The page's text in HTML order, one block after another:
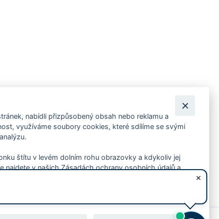
pozvánky na kulturní a sportovní akce?
nabídli přizpůsobený obsah nebo reklamu a
využíváme soubory cookies, které sdílíme se svými
štítu v levém dolním rohu obrazovky a kdykoliv jej
najdete v našich Zásadách ochrany osobních údajů a